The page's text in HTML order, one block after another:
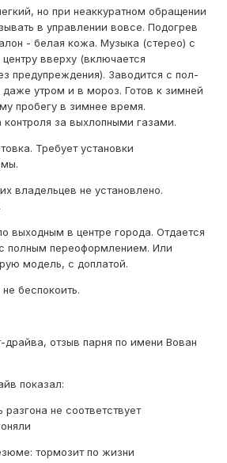
но при неаккуратном обращении
в управлении вовсе. Подогрев
- белая кожа. Музыка (стерео) с
вверху (включается
предупреждения). Заводится с пол-
утром и в мороз. Готов к зимней
пробегу в зимнее время.
за выхлопными газами.
Требует установки
владельцев не установлено.
выходным в центре города. Отдается
полным переоформлением. Или
модель, с доплатой.
беспокоить.
драйва, отзыв парня по имени Вован
показал:
разгона не соответствует
тормозит по жизни